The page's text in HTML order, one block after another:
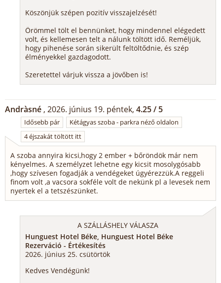
Köszönjük szépen pozitív visszajelzését!
Örömmel tölt el bennünket, hogy mindennel elégedett
volt, és kellemesen telt a nálunk töltött idő. Reméljük,
hogy pihenése során sikerült feltöltődnie, és szép
élményekkel gazdagodott.
Szeretettel várjuk vissza a jövőben is!
Andràsné , 2026. június 19. péntek, 4.25 / 5
Idősebb pár
Kétágyas szoba - parkra néző oldalon
4 éjszakát töltött itt
A szoba annyira kicsi,hogy 2 ember + bőröndök már nem
kényelmes. A személyzet lehetne egy kicsit mosolygósabb
,hogy szívesen fogadják a vendégeket úgyérezzük.A reggeli
finom volt ,a vacsora sokféle volt de nekünk pl a levesek nem
nyertek el a tetszészünket.
A SZÁLLÁSHELY VÁLASZA
Hunguest Hotel Béke, Hunguest Hotel Béke
Rezerváció - Értékesítés
2026. június 25. csütörtök
Kedves Vendégünk!